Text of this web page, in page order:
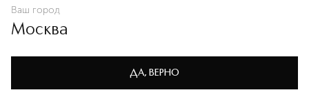
Политике конфиденциальности
В КОРЗИНУ
Ваш город
Москва
ДА, ВЕРНО